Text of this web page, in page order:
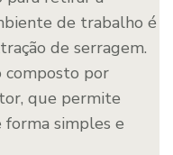
de trabalho é
de serragem.
composto por
que permite
simples e